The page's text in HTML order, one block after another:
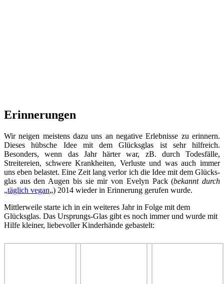
Erinnerungen
Wir neigen meistens dazu uns an negative Erlebnisse zu erinnern.
Dieses hübsche Idee mit dem Glücksglas ist sehr hilfreich.
Besonders, wenn das Jahr härter war, zB. durch Todesfälle,
Streitereien, schwere Krankheiten, Verluste und was auch immer
uns eben belastet. Eine Zeit lang verlor ich die Idee mit dem Glücks-
glas aus den Augen bis sie mir von Evelyn Pack (bekannt durch
„täglich vegan„) 2014 wieder in Erinnerung gerufen wurde.
Mittlerweile starte ich in ein weiteres Jahr in Folge mit dem
Glücksglas. Das Ursprungs-Glas gibt es noch immer und wurde mit
Hilfe kleiner, liebevoller Kinderhände gebastelt: